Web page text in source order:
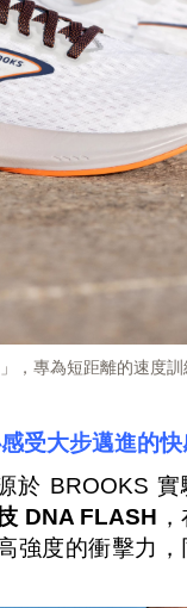
，專為短距離的速度
受大步邁進的快
於 BROOKS
DNA FLASH
強度的衝擊力